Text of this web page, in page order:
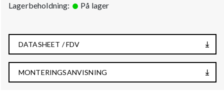
Lagerbeholdning: På lager
DATASHEET / FDV
MONTERINGSANVISNING